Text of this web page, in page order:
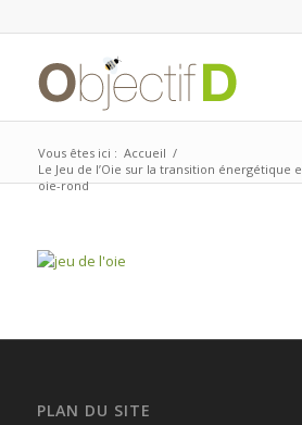
Vous êtes ici : Accueil /
Le Jeu de l’Oie sur la transition énergétique
oie-rond
PLAN DU SITE